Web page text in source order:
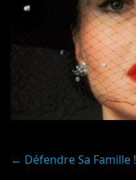
Post
← Défendre Sa Famille !